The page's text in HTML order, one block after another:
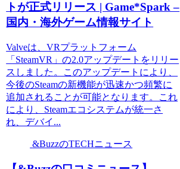
トが正式リリース | Game*Spark –
国内・海外ゲーム情報サイト
Valveは、VRプラットフォーム
「SteamVR」の2.0アップデートをリリー
スしました。このアップデートにより、
今後のSteamの新機能が迅速かつ頻繁に
追加されることが可能となります。これ
により、Steamエコシステムが統一さ
れ、デバイ...
&BuzzのTECHニュース